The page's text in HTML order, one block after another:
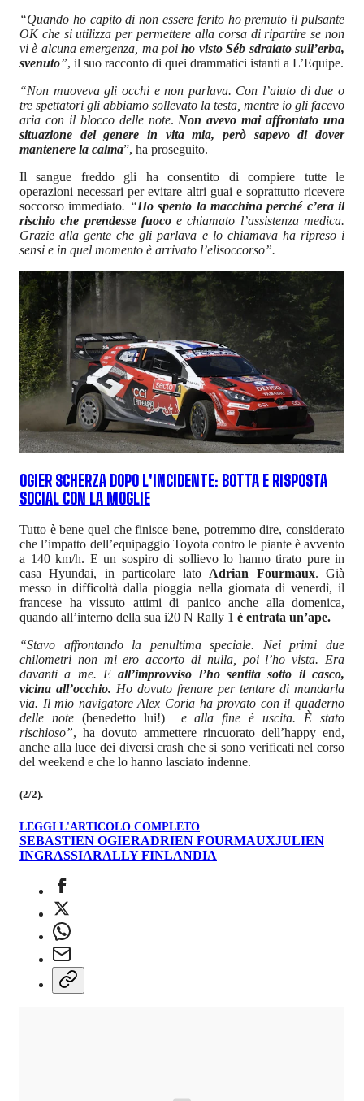
“Quando ho capito di non essere ferito ho premuto il pulsante
OK che si utilizza per permettere alla corsa di ripartire se non
vi è alcuna emergenza, ma poi ho visto Séb sdraiato sull’erba,
svenuto”, il suo racconto di quei drammatici istanti a L’Equipe.
“Non muoveva gli occhi e non parlava. Con l’aiuto di due o
tre spettatori gli abbiamo sollevato la testa, mentre io gli facevo
aria con il blocco delle note. Non avevo mai affrontato una
situazione del genere in vita mia, però sapevo di dover
mantenere la calma”, ha proseguito.
Il sangue freddo gli ha consentito di compiere tutte le
operazioni necessari per evitare altri guai e soprattutto ricevere
soccorso immediato. “Ho spento la macchina perché c’era il
rischio che prendesse fuocoe chiamato l’assistenza medica.
Grazie alla gente che gli parlava e lo chiamava ha ripreso i
sensi e in quel momento è arrivato l’elisoccorso”.
OGIER SCHERZA DOPO L'INCIDENTE: BOTTA E RISPOSTA
SOCIAL CON LA MOGLIE
Tutto è bene quel che finisce bene, potremmo dire, considerato
che l’impatto dell’equipaggio Toyota contro le piante è avvento
a 140 km/h. E un sospiro di sollievo lo hanno tirato pure in
casa Hyundai, in particolare lato Adrian Fourmaux. Già
messo in difficoltà dalla pioggia nella giornata di venerdì, il
francese ha vissuto attimi di panico anche alla domenica,
quando all’interno della sua i20 N Rally 1 è entrata un’ape.
“Stavo affrontando la penultima speciale. Nei primi due
chilometri non mi ero accorto di nulla, poi l’ho vista. Era
davanti a me. Eall’improvviso l’ho sentita sotto il casco,
vicina all’occhio. Ho dovuto frenare per tentare di mandarla
via. Il mio navigatore Alex Coria ha provato con il quaderno
delle note (benedetto lui!)e alla fine è uscita. È stato
rischioso”, ha dovuto ammettere rincuorato dell’happy end,
anche alla luce dei diversi crash che si sono verificati nel corso
del weekend e che lo hanno lasciato indenne.
(2/2).
LEGGI L'ARTICOLO COMPLETO
SEBASTIEN OGIERADRIEN FOURMAUXJULIEN
INGRASSIARALLY FINLANDIA